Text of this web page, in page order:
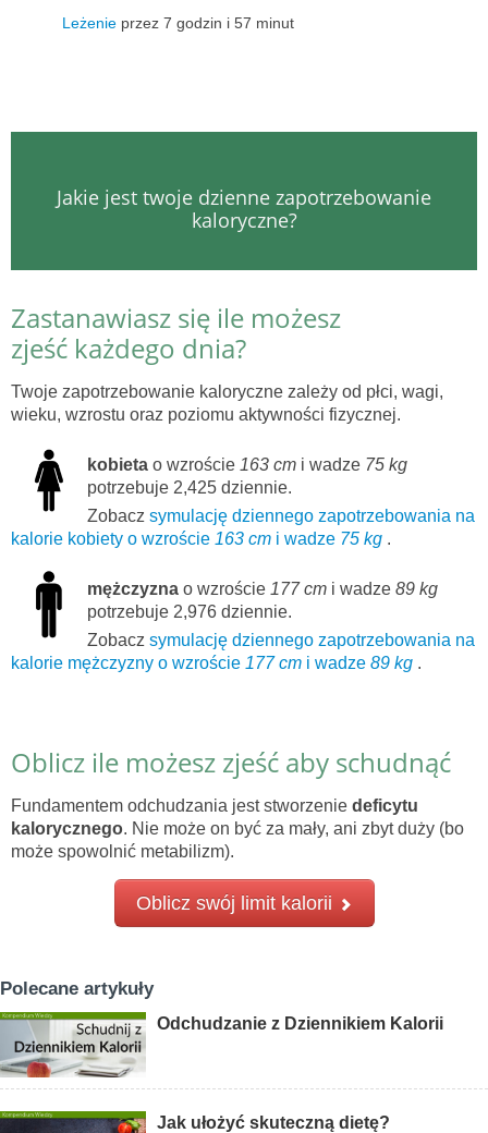
Leżenie przez 7 godzin i 57 minut
Jakie jest twoje dzienne zapotrzebowanie
kaloryczne?
Zastanawiasz się ile możesz
zjeść każdego dnia?
Twoje zapotrzebowanie kaloryczne zależy od płci, wagi,
wieku, wzrostu oraz poziomu aktywności fizycznej.
kobieta o wzroście 163 cm i wadze 75 kg
potrzebuje 2,425 dziennie.
Zobacz symulację dziennego zapotrzebowania na
kalorie kobiety o wzroście 163 cm i wadze 75 kg .
mężczyzna o wzroście 177 cm i wadze 89 kg
potrzebuje 2,976 dziennie.
Zobacz symulację dziennego zapotrzebowania na
kalorie mężczyzny o wzroście 177 cm i wadze 89 kg .
Oblicz ile możesz zjeść aby schudnąć
Fundamentem odchudzania jest stworzenie deficytu
kalorycznego. Nie może on być za mały, ani zbyt duży (bo
może spowolnić metabilizm).
Oblicz swój limit kalorii
Polecane artykuły
Odchudzanie z Dziennikiem Kalorii
Jak ułożyć skuteczną dietę?